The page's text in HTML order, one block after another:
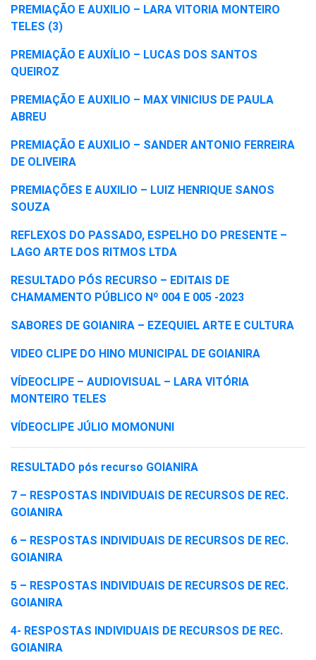
PREMIAÇÃO E AUXILIO – LARA VITORIA MONTEIRO
TELES (3)
PREMIAÇÃO E AUXÍLIO – LUCAS DOS SANTOS
QUEIROZ
PREMIAÇÃO E AUXILIO – MAX VINICIUS DE PAULA
ABREU
PREMIAÇÃO E AUXILIO – SANDER ANTONIO FERREIRA
DE OLIVEIRA
PREMIAÇÕES E AUXILIO – LUIZ HENRIQUE SANOS
SOUZA
REFLEXOS DO PASSADO, ESPELHO DO PRESENTE –
LAGO ARTE DOS RITMOS LTDA
RESULTADO PÓS RECURSO – EDITAIS DE
CHAMAMENTO PÚBLICO Nº 004 E 005 -2023
SABORES DE GOIANIRA – EZEQUIEL ARTE E CULTURA
VIDEO CLIPE DO HINO MUNICIPAL DE GOIANIRA
VÍDEOCLIPE – AUDIOVISUAL – LARA VITÓRIA
MONTEIRO TELES
VÍDEOCLIPE JÚLIO MOMONUNI
RESULTADO pós recurso GOIANIRA
7 – RESPOSTAS INDIVIDUAIS DE RECURSOS DE REC.
GOIANIRA
6 – RESPOSTAS INDIVIDUAIS DE RECURSOS DE REC.
GOIANIRA
5 – RESPOSTAS INDIVIDUAIS DE RECURSOS DE REC.
GOIANIRA
4- RESPOSTAS INDIVIDUAIS DE RECURSOS DE REC.
GOIANIRA